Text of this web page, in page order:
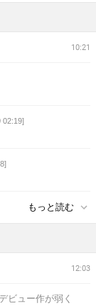
10:21
02:19]
もっと読む
12:03
ビュー作が弱く